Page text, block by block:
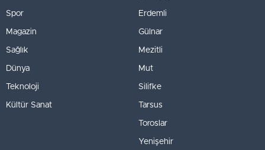
Spor
Magazin
Sağlık
Dünya
Teknoloji
Kültür Sanat
Erdemli
Gülnar
Mezitli
Mut
Silifke
Tarsus
Toroslar
Yenişehir